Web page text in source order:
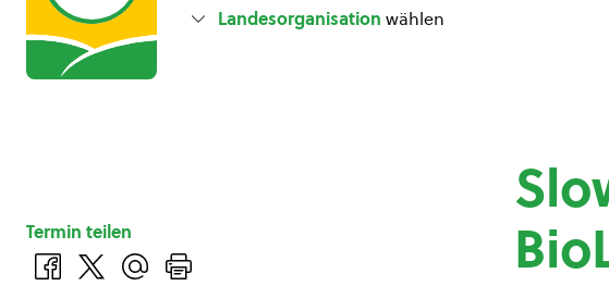
Landesorganisation wählen
Termin teilen